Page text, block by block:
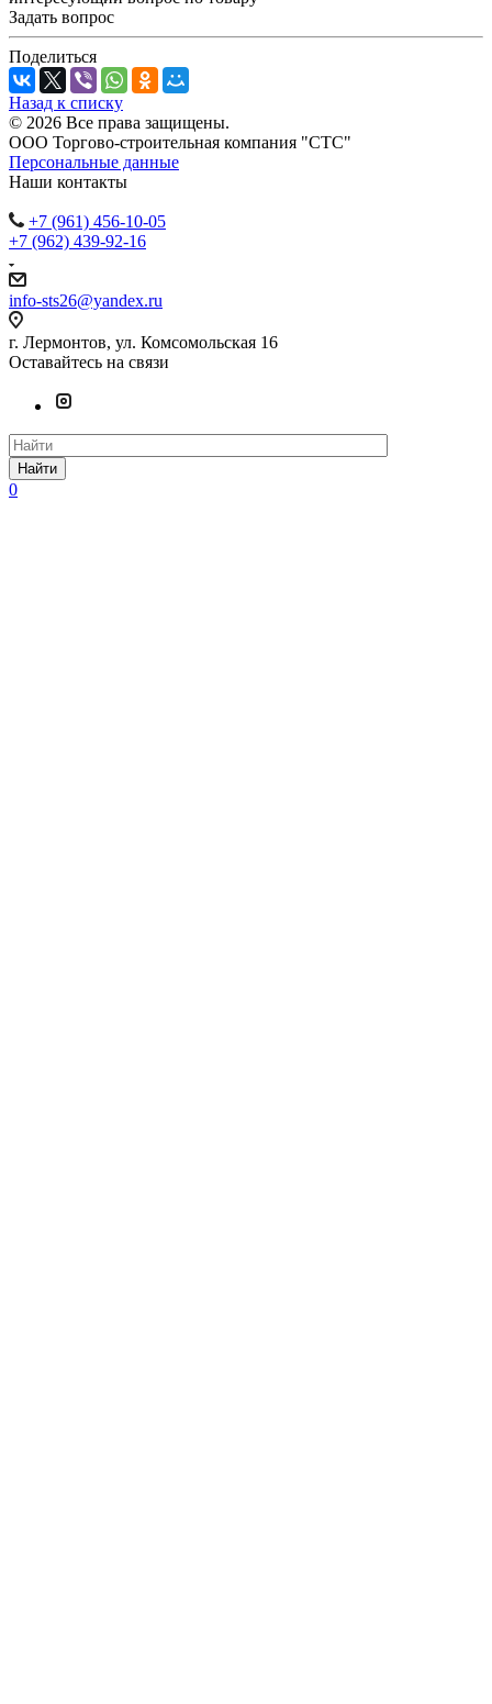
Задать вопрос
Поделиться
Назад к списку
© 2026 Все права защищены.
ООО Торгово-строительная компания "СТС"
Персональные данные
Наши контакты
+7 (961) 456-10-05
+7 (962) 439-92-16
info-sts26@yandex.ru
г. Лермонтов, ул. Комсомольская 16
Оставайтесь на связи
Найти
0